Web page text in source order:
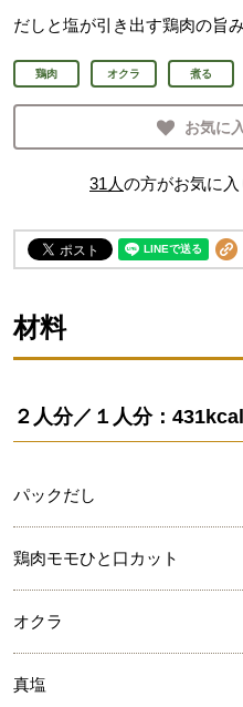
だしと塩が引き出す鶏肉の旨み
鶏肉 オクラ 煮る
お気に
31 人の方がお気に入
材料
２人分／１人分：
パックだし
鶏肉モモひと口カット
オクラ
真塩